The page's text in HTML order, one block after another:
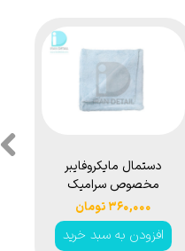
دستمال مایکروفایبر
مخصوص سرامیک
40*40 هامبر مدل
Humber
Microfiber Towel
۳۶۰,۰۰۰ تومان
افزودن به سبد خرید